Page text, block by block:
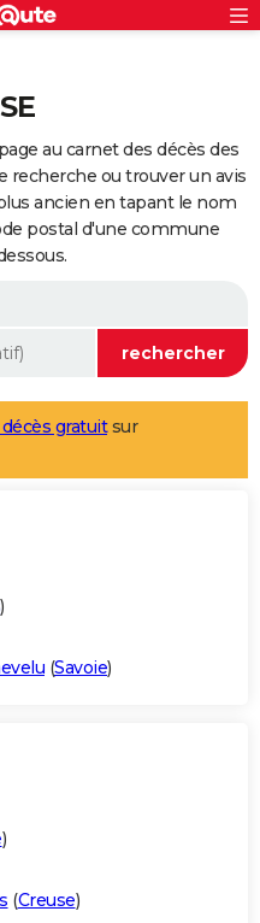
au carnet des décès des
recherche ou trouver un avis
ancien en tapant le nom
postal d'une commune
gratuitsur
)
(Savoie)
)
(Creuse)